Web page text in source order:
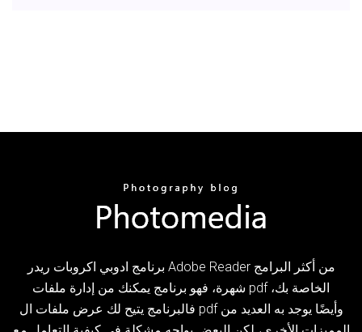
برنامج ادوبي اكروبات ريدر Adobe Reader من أكثر البرامج
شهرة، فهو برنامج يمكنك من إدارة ملفات pdf الخاصة بك،
فالبرنامج يتيح لك عرض ملفات ال pdf وأيضًا يوجد به العديد من